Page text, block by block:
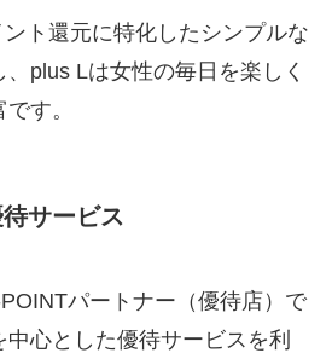
ト還元に特化したシンプルな
plus Lは女性の毎日を楽しく
す。
サービス
パートナー（優待店）で
心とした優待サービスを利